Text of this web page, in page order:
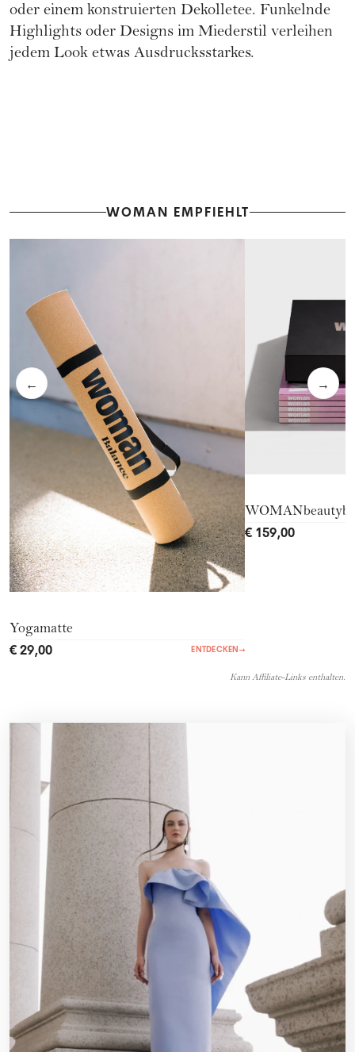
oder einem konstruierten Dekolletee. Funkelnde
Highlights oder Designs im Miederstil verleihen
jedem Look etwas Ausdrucksstarkes.
WOMAN EMPFIEHLT
← →
Yogamatte
€ 29,00 ENTDECKEN →
€ 159,00
Kann Affiliate-Links enthalten.